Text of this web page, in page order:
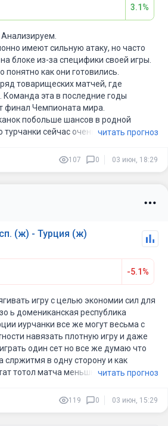
3.1%
имеют сильную атаку, но часто
блоке из-за специфики своей игры.
понятно как они готовились.
товарищеских матчей, где
эта в последние годы
финал Чемпионата мира.
побольше шансов в родной
турчанки сейчас очень сильны, тем
турецкая очень сильна.
читать прогноз
107 0 03 июн, 18:29
(ж) - Турция (ж)
-5.1%
игру с целью экономии сил для
ь домениканская республика
иурчанки все же могут весьма с
навязать плотную игру и даже
один сет но все же думаю что
слржитмя в одну сторону и как
тотол матча меньшкечитать прогноз
119 0 03 июн, 15:29